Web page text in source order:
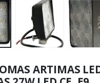
ARTIMAS